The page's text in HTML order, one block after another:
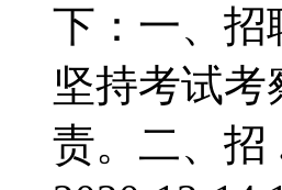
下：一、招
坚持考试
责。二、招